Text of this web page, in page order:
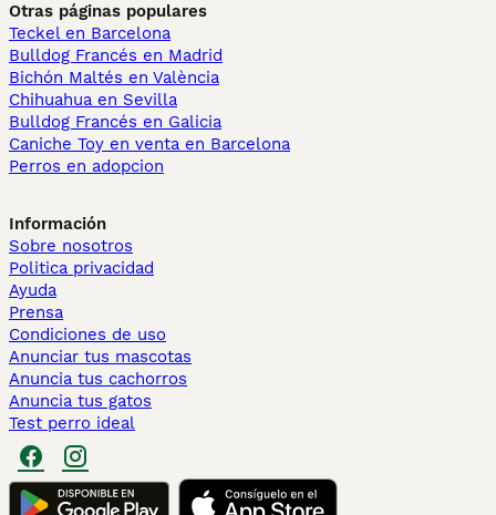
Otras páginas populares
Teckel en Barcelona
Bulldog Francés en Madrid
Bichón Maltés en València
Chihuahua en Sevilla
Bulldog Francés en Galicia
Caniche Toy en venta en Barcelona
Perros en adopcion
Información
Sobre nosotros
Politica privacidad
Ayuda
Prensa
Condiciones de uso
Anunciar tus mascotas
Anuncia tus cachorros
Anuncia tus gatos
Test perro ideal